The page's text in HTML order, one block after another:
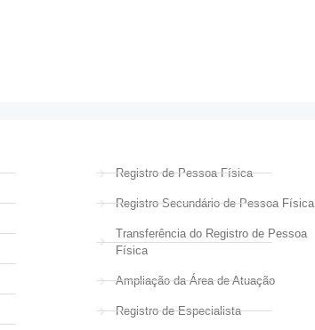
Registro de Pessoa Física
Registro Secundário de Pessoa Física
Transferência do Registro de Pessoa
Física
Ampliação da Área de Atuação
Registro de Especialista